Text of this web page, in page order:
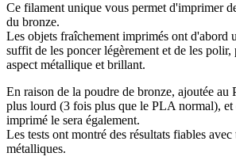
Ce filament unique vous permet d'imprimer
du bronze.
Les objets fraîchement imprimés ont d'abord
suffit de les poncer légèrement et de les
aspect métallique et brillant.
En raison de la poudre de bronze, ajoutée au
plus lourd (3 fois plus que le PLA normal),
imprimé le sera également.
Les tests ont montré des résultats fiables
métalliques.